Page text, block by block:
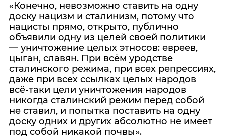
«Конечно, невозможно ставить на одну
доску нацизм и сталинизм, потому что
нацисты прямо, открыто, публично
объявили одну из целей своей политики
— уничтожение целых этносов: евреев,
цыган, славян. При всём уродстве
сталинского режима, при всех репрессиях,
даже при всех ссылках целых народов
всё‑таки цели уничтожения народов
никогда сталинский режим перед собой
не ставил, и попытка поставить на одну
доску одних и других абсолютно не имеет
под собой никакой почвы».